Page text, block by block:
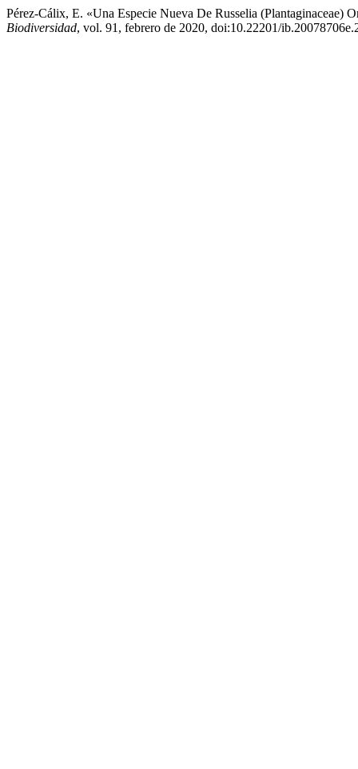
Pérez-Cálix, E. «Una Especie Nueva De Russelia (Plantaginaceae)
Biodiversidad, vol. 91, febrero de 2020, doi:10.22201/